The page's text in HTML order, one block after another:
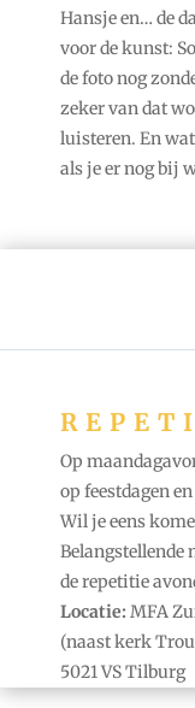
Hansje en… de
voor de kunst:
de foto nog
zeker van dat
luisteren. En
als je er nog bij
Op
op feestdagen
Wil je eens
de repetitie
Locatie: MFA
(naast kerk
5021 VS Tilburg